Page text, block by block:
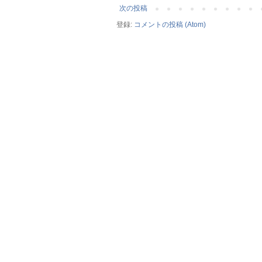
次の投稿
登録: コメントの投稿 (Atom)